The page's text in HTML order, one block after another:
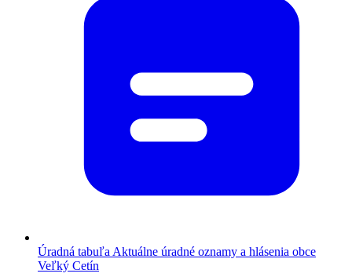
Úradná tabuľa Aktuálne úradné oznamy a hlásenia obce
Veľký Cetín